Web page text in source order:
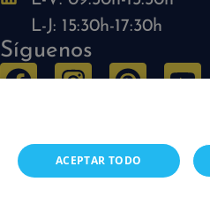
L-J: 15:30h-17:30h
Síguenos
ACEPTAR TODO